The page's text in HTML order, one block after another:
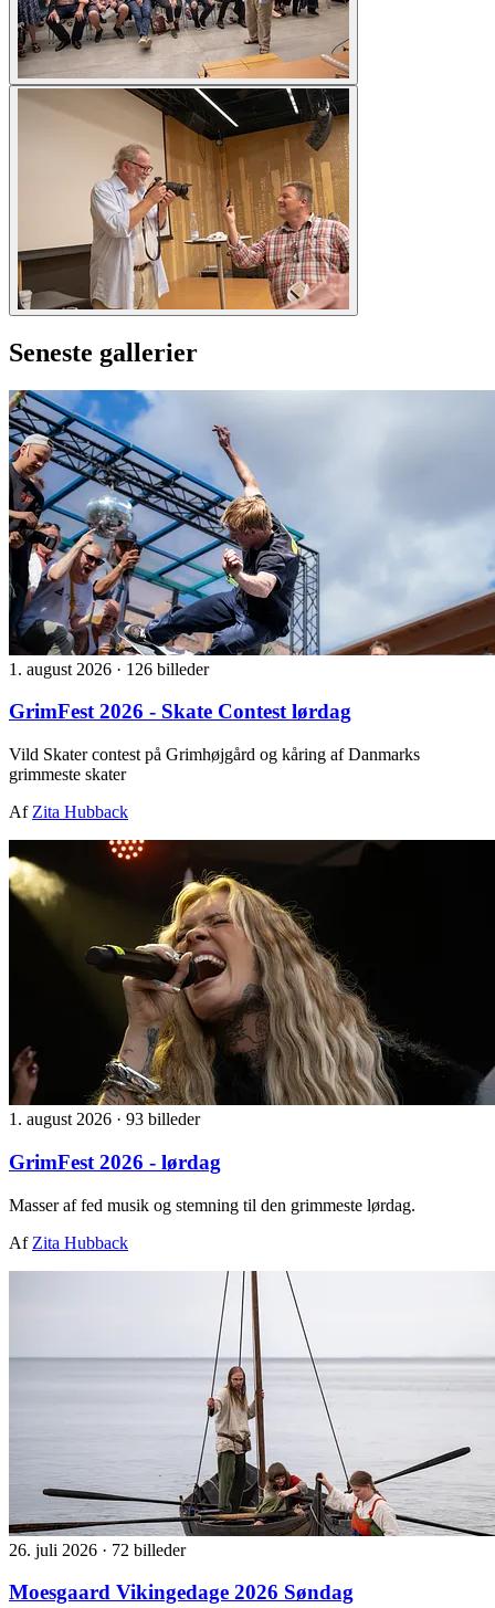
Seneste gallerier
1. august 2026 · 126 billeder
GrimFest 2026 - Skate Contest lørdag
Vild Skater contest på Grimhøjgård og kåring af Danmarks
grimmeste skater
Af Zita Hubback
1. august 2026 · 93 billeder
GrimFest 2026 - lørdag
Masser af fed musik og stemning til den grimmeste lørdag.
Af Zita Hubback
26. juli 2026 · 72 billeder
Moesgaard Vikingedage 2026 Søndag